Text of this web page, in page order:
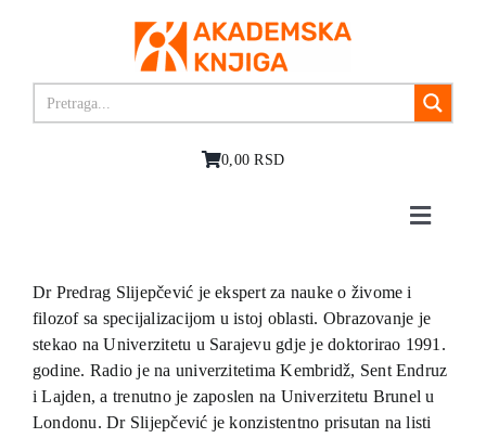
0,00 RSD
Toggle
O nama
Knjige
Akcija
Autori
Dr Predrag Slijepčević je ekspert za nauke o živome i
filozof sa specijalizacijom u istoj oblasti. Obrazovanje je
stekao na Univerzitetu u Sarajevu gdje je doktorirao 1991.
godine. Radio je na univerzitetima Kembridž, Sent Endruz
i Lajden, a trenutno je zaposlen na Univerzitetu Brunel u
Londonu. Dr Slijepčević je konzistentno prisutan na listi